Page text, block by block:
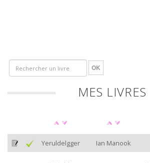
OK
MES LIVRES
Yeruldelgger Ian Manook